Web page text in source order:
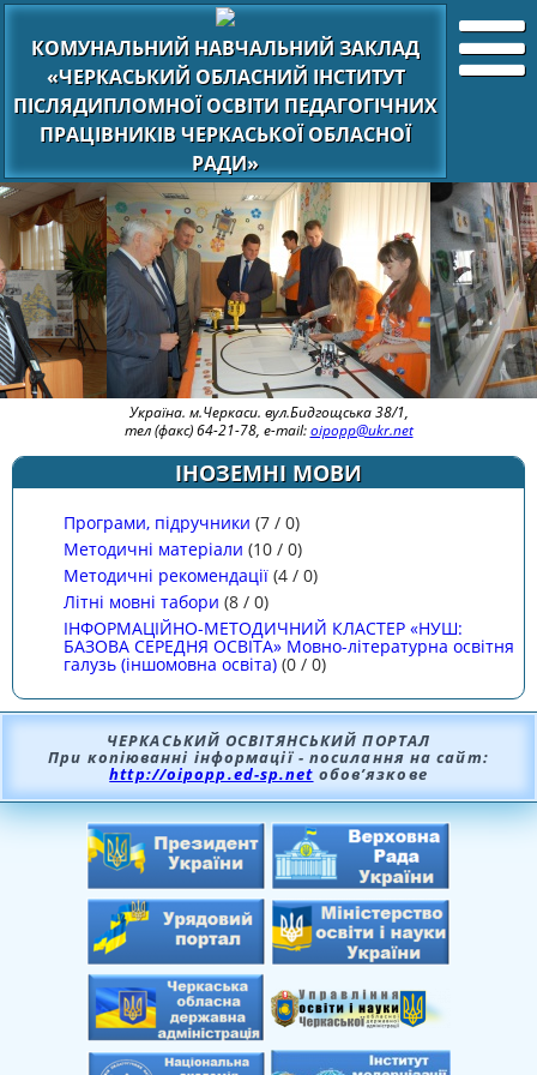
КОМУНАЛЬНИЙ НАВЧАЛЬНИЙ ЗАКЛАД
«ЧЕРКАСЬКИЙ ОБЛАСНИЙ ІНСТИТУТ
ПІСЛЯДИПЛОМНОЇ ОСВІТИ ПЕДАГОГІЧНИХ
ПРАЦІВНИКІВ ЧЕРКАСЬКОЇ ОБЛАСНОЇ
РАДИ»
Україна. м.Черкаси. вул.Бидгощська 38/1,
тел (факс) 64-21-78, e-mail:oipopp@ukr.net
ІНОЗЕМНІ МОВИ
Програми, підручники (7 / 0)
Методичні матеріали (10 / 0)
Методичні рекомендації (4 / 0)
Літні мовні табори (8 / 0)
ІНФОРМАЦІЙНО-МЕТОДИЧНИЙ КЛАСТЕР «НУШ:
БАЗОВА СЕРЕДНЯ ОСВІТА» Мовно-літературна освітня
галузь (іншомовна освіта) (0 / 0)
ЧЕРКАСЬКИЙ ОСВІТЯНСЬКИЙ ПОРТАЛ
При копіюванні інформації - посилання на сайт:
http://oipopp.ed-sp.net обов’язкове